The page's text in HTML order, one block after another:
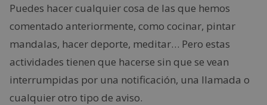
Puedes hacer cualquier cosa de las que hemos
comentado anteriormente, como cocinar, pintar
mandalas, hacer deporte, meditar… Pero estas
actividades tienen que hacerse sin que se vean
interrumpidas por una notificación, una llamada o
cualquier otro tipo de aviso.